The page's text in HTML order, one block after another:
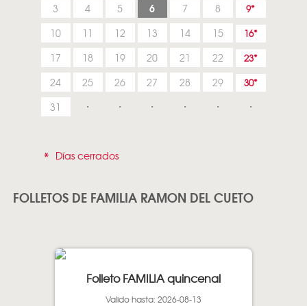
3 4 5 6 7 8 9
10 11 12 13 14 15 16
17 18 19 20 21 22 23
24 25 26 27 28 29 30
31
* Días cerrados
FOLLETOS DE FAMILIA RAMON DEL CUETO
Folleto FAMILIA quincenal
Valido hasta: 2026-08-13